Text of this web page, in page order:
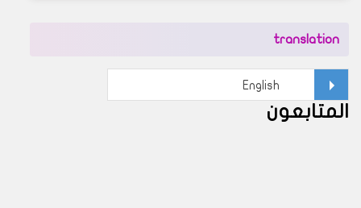
translation
المتابعون